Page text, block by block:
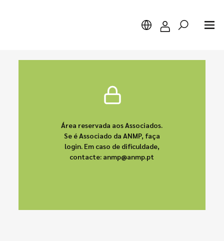
Área reservada aos Associados.
Se é Associado da ANMP, faça
login. Em caso de dificuldade,
contacte: anmp@anmp.pt